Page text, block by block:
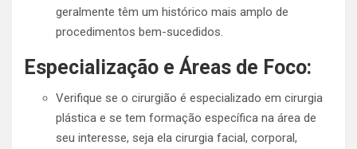
geralmente têm um histórico mais amplo de
procedimentos bem-sucedidos.
Especialização e Áreas de Foco:
Verifique se o cirurgião é especializado em cirurgia
plástica e se tem formação específica na área de
seu interesse, seja ela cirurgia facial, corporal,